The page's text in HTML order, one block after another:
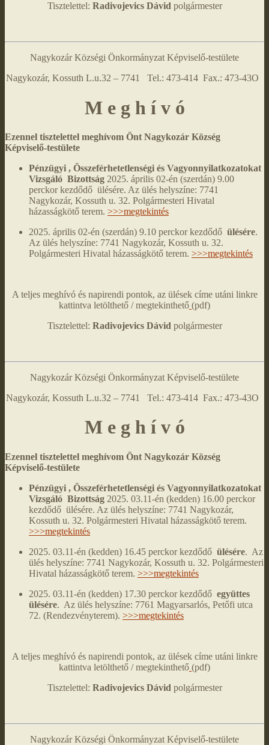
Tisztelettel: Radivojevics Dávid polgármester
Nagykozár Községi Önkormányzat Képviselő-testülete
Nagykozár, Kossuth L.u.32 – 7741 Tel.: 473-414 Fax.: 473-43O
M e g h í v ó
Ezennel tisztelettel meghívom Önt Nagykozár Község
Képviselő-testülete
Pénzügyi , Összeférhetetlenségi és Vagyonnyilatkozatokat
Vizsgáló Bizottság 2025. április 02-én (szerdán) 9.00
perckor kezdődő ülésére. Az ülés helyszíne: 7741
Nagykozár, Kossuth u. 32. Polgármesteri Hivatal
házasságkötő terem. >>>megtekintés
2025. április 02-én (szerdán) 9.10 perckor kezdődő ülésére.
Az ülés helyszíne: 7741 Nagykozár, Kossuth u. 32.
Polgármesteri Hivatal házasságkötő terem. >>>megtekintés
A teljes meghívó és napirendi pontok, az ülések címe utáni linkre
kattintva letölthető / megtekinthető (pdf)
Tisztelettel: Radivojevics Dávid polgármester
Nagykozár Községi Önkormányzat Képviselő-testülete
Nagykozár, Kossuth L.u.32 – 7741 Tel.: 473-414 Fax.: 473-43O
M e g h í v ó
Ezennel tisztelettel meghívom Önt Nagykozár Község
Képviselő-testülete
Pénzügyi , Összeférhetetlenségi és Vagyonnyilatkozatokat
Vizsgáló Bizottság 2025. 03.11-én (kedden) 16.00 perckor
kezdődő ülésére. Az ülés helyszíne: 7741 Nagykozár,
Kossuth u. 32. Polgármesteri Hivatal házasságkötő terem.
>>>megtekintés
2025. 03.11-én (kedden) 16.45 perckor kezdődő ülésére. Az
ülés helyszíne: 7741 Nagykozár, Kossuth u. 32. Polgármesteri
Hivatal házasságkötő terem. >>>megtekintés
2025. 03.11-én (kedden) 17.30 perckor kezdődő együttes
ülésére. Az ülés helyszíne: 7761 Magyarsarlós, Petőfi utca
72. (Rendezvényterem). >>>megtekintés
A teljes meghívó és napirendi pontok, az ülések címe utáni linkre
kattintva letölthető / megtekinthető (pdf)
Tisztelettel: Radivojevics Dávid polgármester
Nagykozár Községi Önkormányzat Képviselő-testülete